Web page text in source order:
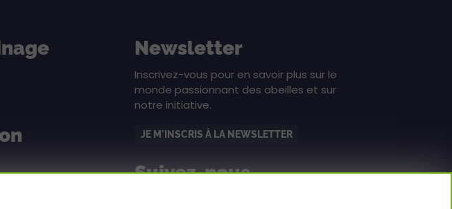
Newsletter
Inscrivez-vous pour en savoir plus sur le
monde passionnant des abeilles et sur
notre initiative.
JE M'INSCRIS À LA NEWSLETTER
Suivez-nous